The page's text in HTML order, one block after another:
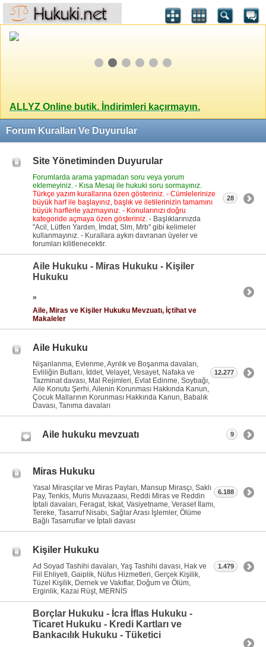
ALLYZ Online butik. İndirimleri kaçırmayın.
Forum Kuralları Ve Duyurular
Site Yönetiminden Duyurular
Forumlarda arama yapmadan soru veya yorum
eklemeyiniz. - Kısa Mesaj ile hukuki soru sormayınız.
Türkçe yazım kurallarına özen gösteriniz. - Cümlelerinize
büyük harf ile başlayınız, başlık ve iletilerinizin tamamını
büyük harflerle yazmayınız. - Konularınızı doğru
kategoride açmaya özen gösteriniz. - Başlıklarınızda
"Acil, Lütfen Yardım, İmdat, Slm, Mrb" gibi kelimeler
kullanmayınız. - Kurallara aykırı davranan üyeler ve
forumları kilitlenecektir.
28
Aile Hukuku - Miras Hukuku - Kişiler
Hukuku
»
Aile, Miras ve Kişiler Hukuku Mevzuatı, İçtihat ve
Makaleler
Aile Hukuku
Nişanlanma, Evlenme, Ayrılık ve Boşanma davaları,
Evliliğin Butlanı, İddet, Velayet, Vesayet, Nafaka ve
Tazminat davası, Mal Rejimleri, Evlat Edinme, Soybağı,
Aile Konutu Şerhi, Ailenin Korunması Hakkında Kanun,
Çocuk Mallarının Korunması Hakkında Kanun, Babalık
Davası, Tanıma davaları
12.277
Aile hukuku mevzuatı 9
Miras Hukuku
Yasal Mirasçılar ve Miras Payları, Mansup Mirasçı, Saklı
Pay, Tenkis, Muris Muvazaası, Reddi Miras ve Reddin
İptali davaları, Feragat, Iskat, Vasiyetname, Veraset İlamı,
Tereke, Tasarruf Nisabı, Sağlar Arası İşlemler, Ölüme
Bağlı Tasarruflar ve İptali davası
6.188
Kişiler Hukuku
Ad Soyad Tashihi davaları, Yaş Tashihi davası, Hak ve
Fiil Ehliyeti, Gaiplik, Nüfus Hizmetleri, Gerçek Kişilik,
Tüzel Kişilik, Dernek ve Vakıflar, Doğum ve Ölüm,
Erginlik, Kazai Rüşt, MERNİS
1.479
Borçlar Hukuku - İcra İflas Hukuku -
Ticaret Hukuku - Kredi Kartları ve
Bankacılık Hukuku - Tüketici